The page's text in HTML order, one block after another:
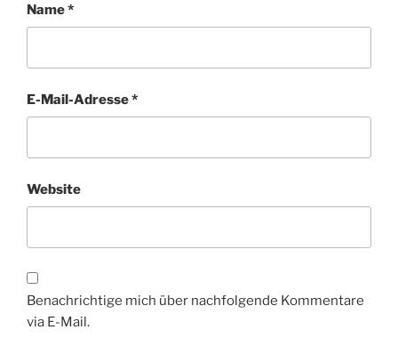
Name*
E-Mail-Adresse*
Website
Benachrichtige mich über nachfolgende Kommentare
via E-Mail.